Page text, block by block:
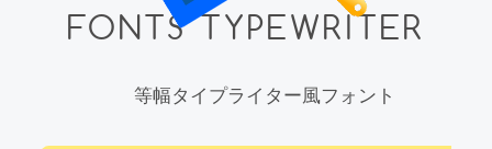
FONTS TYPEWRITER
等幅タイプライター風フォント